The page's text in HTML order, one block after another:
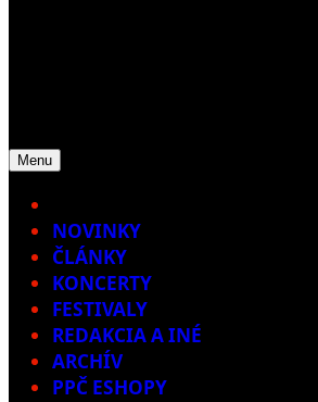
Menu
NOVINKY
ČLÁNKY
KONCERTY
FESTIVALY
REDAKCIA A INÉ
ARCHÍV
PPČ ESHOPY